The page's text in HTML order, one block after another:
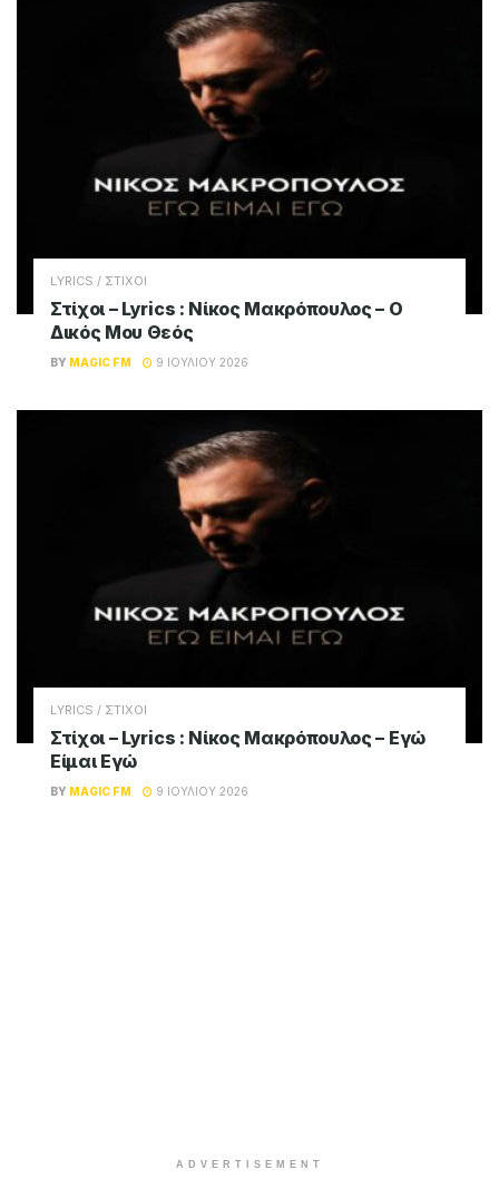
LYRICS / ΣΤΙΧΟΙ
Στίχοι – Lyrics : Νίκος Μακρόπουλος – Ο
Δικός Μου Θεός
BY MAGIC FM 9 ΙΟΥΛΊΟΥ 2026
LYRICS / ΣΤΙΧΟΙ
Στίχοι – Lyrics : Νίκος Μακρόπουλος – Εγώ
Είμαι Εγώ
BY MAGIC FM 9 ΙΟΥΛΊΟΥ 2026
ADVERTISEMENT